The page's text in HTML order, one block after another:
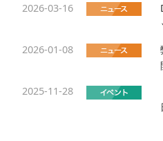
2026-03-16
2026-01-08
2025-11-28